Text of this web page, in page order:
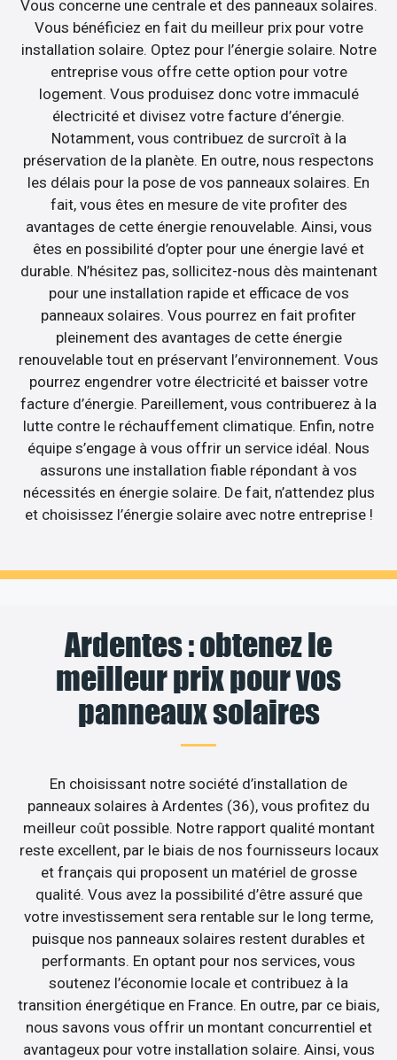
Vous concerne une centrale et des panneaux solaires.
Vous bénéficiez en fait du meilleur prix pour votre
installation solaire. Optez pour l’énergie solaire. Notre
entreprise vous offre cette option pour votre
logement. Vous produisez donc votre immaculé
électricité et divisez votre facture d’énergie.
Notamment, vous contribuez de surcroît à la
préservation de la planète. En outre, nous respectons
les délais pour la pose de vos panneaux solaires. En
fait, vous êtes en mesure de vite profiter des
avantages de cette énergie renouvelable. Ainsi, vous
êtes en possibilité d’opter pour une énergie lavé et
durable. N’hésitez pas, sollicitez-nous dès maintenant
pour une installation rapide et efficace de vos
panneaux solaires. Vous pourrez en fait profiter
pleinement des avantages de cette énergie
renouvelable tout en préservant l’environnement. Vous
pourrez engendrer votre électricité et baisser votre
facture d’énergie. Pareillement, vous contribuerez à la
lutte contre le réchauffement climatique. Enfin, notre
équipe s’engage à vous offrir un service idéal. Nous
assurons une installation fiable répondant à vos
nécessités en énergie solaire. De fait, n’attendez plus
et choisissez l’énergie solaire avec notre entreprise !
Ardentes : obtenez le
meilleur prix pour vos
panneaux solaires
En choisissant notre société d’installation de
panneaux solaires à Ardentes (36), vous profitez du
meilleur coût possible. Notre rapport qualité montant
reste excellent, par le biais de nos fournisseurs locaux
et français qui proposent un matériel de grosse
qualité. Vous avez la possibilité d’être assuré que
votre investissement sera rentable sur le long terme,
puisque nos panneaux solaires restent durables et
performants. En optant pour nos services, vous
soutenez l’économie locale et contribuez à la
transition énergétique en France. En outre, par ce biais,
nous savons vous offrir un montant concurrentiel et
avantageux pour votre installation solaire. Ainsi, vous